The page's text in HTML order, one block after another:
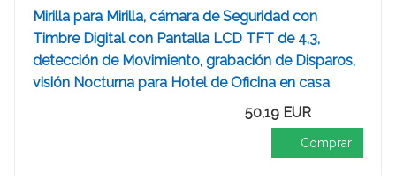
Mirilla para Mirilla, cámara de Seguridad con
Timbre Digital con Pantalla LCD TFT de 4,3,
detección de Movimiento, grabación de Disparos,
visión Nocturna para Hotel de Oficina en casa
50,19 EUR
Comprar